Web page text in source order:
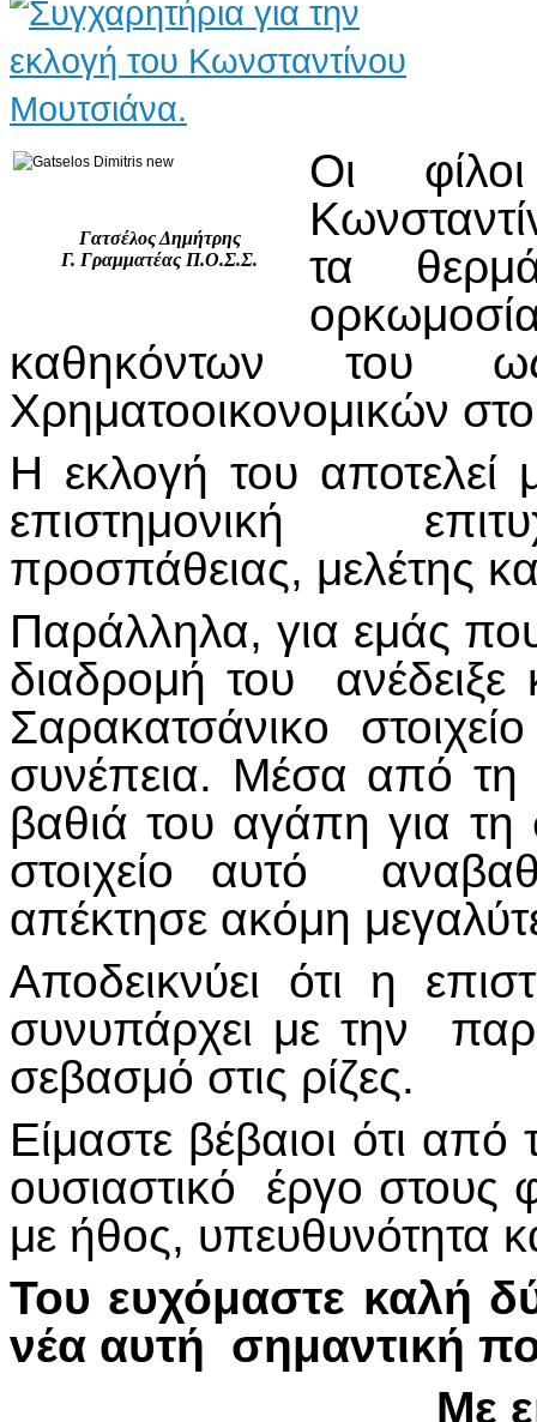
Γατσέλος Δημήτρης
Γ. Γραμματέας Π.Ο.Σ.Σ.
Οι
τα θερμά
καθηκόντων του
Χρηματοοικονομικών
Η εκλογή του αποτελεί
επιστημονική
προσπάθειας, μελέτης
Παράλληλα, για εμάς
διαδρομή του ανέδειξε
Σαρακατσάνικο
συνέπεια. Μέσα από τη
βαθιά του αγάπη για
στοιχείο αυτό
απέκτησε ακόμη
Αποδεικνύει ότι η
συνυπάρχει με την
σεβασμό στις ρίζες.
Είμαστε βέβαιοι ότι
ουσιαστικό έργο στους
με ήθος, υπευθυνότητα
Του ευχόμαστε καλή
νέα αυτή σημαντική
Με